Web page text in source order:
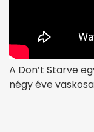
A Don’t Starve
négy éve